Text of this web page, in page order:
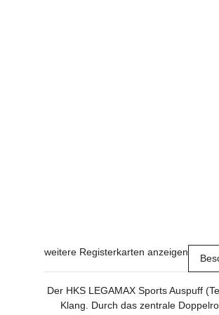
weitere Registerkarten anzeigen
Der HKS LEGAMAX Sports Auspuff
Klang. Durch das zentrale